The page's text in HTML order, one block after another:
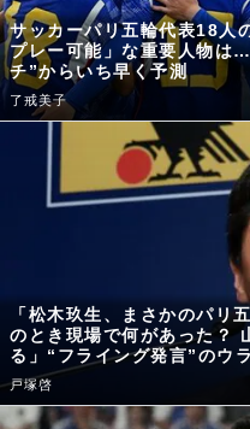
サッカーパリ五輪代表18人
プレー可能」な重要人物は
チ”からいち早く予測
了戒美子
「松木玖生、まさかのパリ
のとき現場で何があった？
る」“フライング発言”のウ
戸塚啓